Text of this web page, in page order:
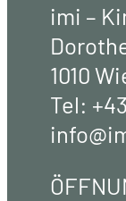
imi –
1010
Tel: